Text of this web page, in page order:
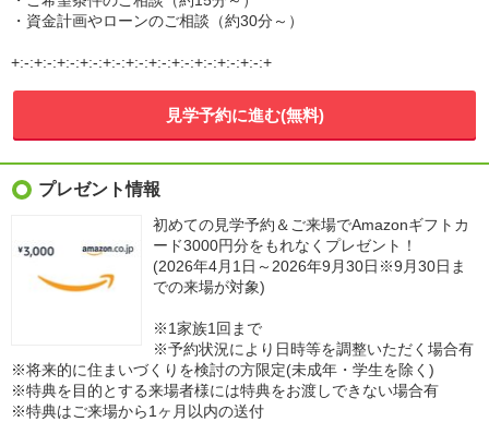
・資金計画やローンのご相談（約30分～）
+:-:+:-:+:-:+:-:+:-:+:-:+:-:+:-:+:-:+:-:+:-:+
見学予約に進む(無料)
プレゼント情報
初めての見学予約＆ご来場でAmazonギフトカ
ード3000円分をもれなくプレゼント！
(2026年4月1日～2026年9月30日※9月30日ま
での来場が対象)
※1家族1回まで
※予約状況により日時等を調整いただく場合有
※将来的に住まいづくりを検討の方限定(未成年・学生を除く)
※特典を目的とする来場者様には特典をお渡しできない場合有
※特典はご来場から1ヶ月以内の送付